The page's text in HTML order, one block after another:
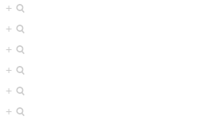
+
+
+
+
+
+